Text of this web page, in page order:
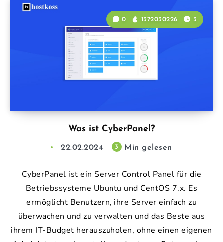
Was ist CyberPanel?
0 1372030226 3
22.02.2024 3 Min gelesen
CyberPanel ist ein Server Control Panel für die
Betriebssysteme Ubuntu und CentOS 7.x. Es
ermöglicht Benutzern, ihre Server einfach zu
überwachen und zu verwalten und das Beste aus
ihrem IT-Budget herauszuholen, ohne einen eigenen